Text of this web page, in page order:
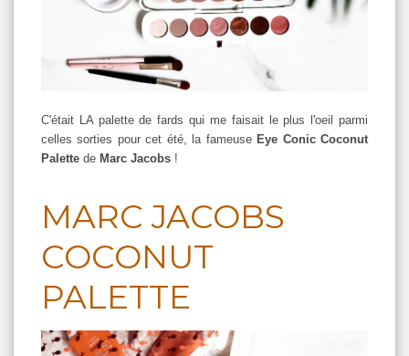
C'était LA palette de fards qui me faisait le plus l'oeil parmi
celles sorties pour cet été, la fameuse Eye Conic Coconut
Palette de Marc Jacobs !
MARC JACOBS
COCONUT
PALETTE